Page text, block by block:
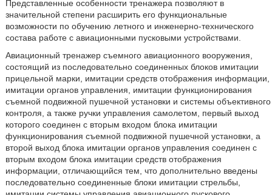
Представленные особенности тренажера позволяют в
значительной степени расширить его функциональные
возможности по обучению летного и инженерно-технического
состава работе с авиационными пусковыми устройствами.
Авиационный тренажер съемного авиационного вооружения,
состоящий из последовательно соединенных блоков имитации
прицельной марки, имитации средств отображения информации,
имитации органов управления, имитации функционирования
съемной подвижной пушечной установки и системы объективного
контроля, а также ручки управления самолетом, первый выход
которого соединен с вторым входом блока имитации
функционирования съемной подвижной пушечной установки, а
второй выход блока имитации органов управления соединен с
вторым входом блока имитации средств отображения
информации, отличающийся тем, что дополнительно введены
последовательно соединенные блоки имитации стрельбы,